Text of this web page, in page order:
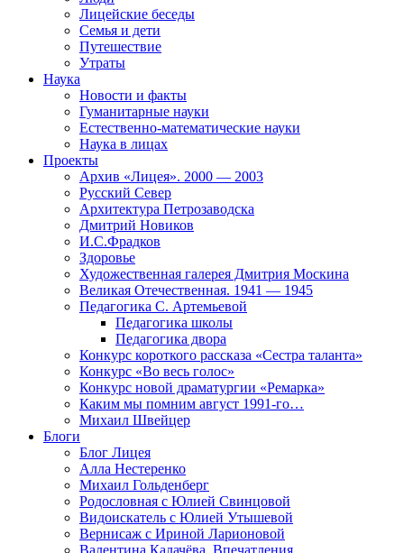
Лицейские беседы
Семья и дети
Путешествие
Утраты
Наука
Новости и факты
Гуманитарные науки
Естественно-математические науки
Наука в лицах
Проекты
Архив «Лицея». 2000 — 2003
Русский Север
Архитектура Петрозаводска
Дмитрий Новиков
И.С.Фрадков
Здоровье
Художественная галерея Дмитрия Москина
Великая Отечественная. 1941 — 1945
Педагогика С. Артемьевой
Педагогика школы
Педагогика двора
Конкурс короткого рассказа «Сестра таланта»
Конкурс «Во весь голос»
Конкурс новой драматургии «Ремарка»
Каким мы помним август 1991-го…
Михаил Швейцер
Блоги
Блог Лицея
Алла Нестеренко
Михаил Гольденберг
Родословная с Юлией Свинцовой
Видоискатель с Юлией Утышевой
Вернисаж с Ириной Ларионовой